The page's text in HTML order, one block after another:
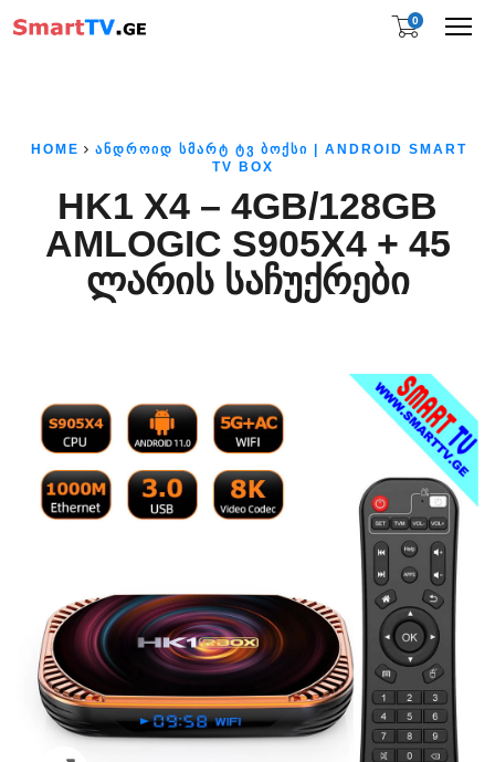
0
HOME
ᲐᲜᲓᲠᲝᲘᲓ ᲡᲛᲐᲠᲢ ᲢᲕ ᲑᲝᲥᲡᲘ | ANDROID SMART
TV BOX
HK1 X4 – 4GB/128GB
AMLOGIC S905X4 + 45
ᲚᲐᲠᲘᲡ ᲡᲐᲩᲣᲥᲠᲔᲑᲘ